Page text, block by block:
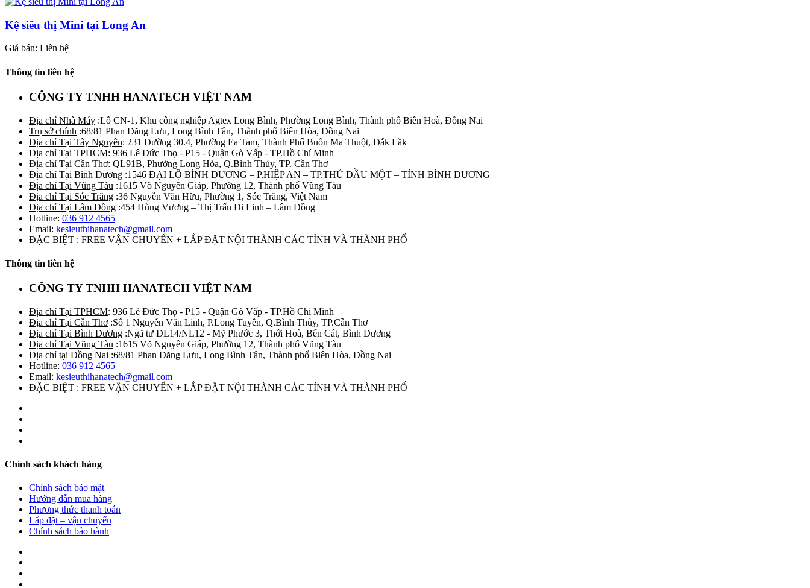
Kệ siêu thị Mini tại Long An
Giá bán: Liên hệ
Thông tin liên hệ
CÔNG TY TNHH HANATECH VIỆT NAM
Địa chỉ Nhà Máy :Lô CN-1, Khu công nghiệp Agtex Long Bình, Phường Long Bình, Thành phố Biên Hoà, Đồng Nai
Trụ sở chính :68/81 Phan Đăng Lưu, Long Bình Tân, Thành phố Biên Hòa, Đồng Nai
Địa chỉ Tại Tây Nguyên: 231 Đường 30.4, Phường Ea Tam, Thành Phố Buôn Ma Thuột, Đắk Lắk
Địa chỉ Tại TPHCM: 936 Lê Đức Thọ - P15 - Quận Gò Vấp - TP.Hồ Chí Minh
Địa chỉ Tại Cần Thơ: QL91B, Phường Long Hòa, Q.Bình Thủy, TP. Cần Thơ
Địa chỉ Tại Bình Dương :1546 ĐẠI LỘ BÌNH DƯƠNG – P.HIỆP AN – TP.THỦ DẦU MỘT – TỈNH BÌNH DƯƠNG
Địa chỉ Tại Vũng Tàu :1615 Võ Nguyên Giáp, Phường 12, Thành phố Vũng Tàu
Địa chỉ Tại Sóc Trăng :36 Nguyễn Văn Hữu, Phường 1, Sóc Trăng, Việt Nam
Địa chỉ Tại Lâm Đồng :454 Hùng Vương – Thị Trấn Di Linh – Lâm Đồng
Hotline: 036 912 4565
Email: kesieuthihanatech@gmail.com
ĐẶC BIỆT : FREE VẬN CHUYỂN + LẮP ĐẶT NỘI THÀNH CÁC TỈNH VÀ THÀNH PHỐ
Thông tin liên hệ
CÔNG TY TNHH HANATECH VIỆT NAM
Địa chỉ Tại TPHCM: 936 Lê Đức Thọ - P15 - Quận Gò Vấp - TP.Hồ Chí Minh
Địa chỉ Tại Cần Thơ:Số 1 Nguyễn Văn Linh, P.Long Tuyền, Q.Bình Thủy, TP.Cần Thơ
Địa chỉ Tại Bình Dương :Ngã tư DL14/NL12 - Mỹ Phước 3, Thới Hoà, Bến Cát, Bình Dương
Địa chỉ Tại Vũng Tàu :1615 Võ Nguyên Giáp, Phường 12, Thành phố Vũng Tàu
Địa chỉ tại Đồng Nai :68/81 Phan Đăng Lưu, Long Bình Tân, Thành phố Biên Hòa, Đồng Nai
Hotline: 036 912 4565
Email: kesieuthihanatech@gmail.com
ĐẶC BIỆT : FREE VẬN CHUYỂN + LẮP ĐẶT NỘI THÀNH CÁC TỈNH VÀ THÀNH PHỐ
Chính sách khách hàng
Chính sách bảo mật
Hướng dẫn mua hàng
Phương thức thanh toán
Lắp đặt – vận chuyển
Chính sách bảo hành